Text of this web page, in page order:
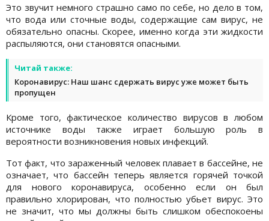
Это звучит немного страшно само по себе, но дело в том,
что вода или сточные воды, содержащие сам вирус, не
обязательно опасны. Скорее, именно когда эти жидкости
распыляются, они становятся опасными.
Читай также:
Коронавирус: Наш шанс сдержать вирус уже может быть
пропущен
Кроме того, фактическое количество вирусов в любом
источнике воды также играет большую роль в
вероятности возникновения новых инфекций.
Тот факт, что зараженный человек плавает в бассейне, не
означает, что бассейн теперь является горячей точкой
для нового коронавируса, особенно если он был
правильно хлорирован, что полностью убьет вирус. Это
не значит, что мы должны быть слишком обеспокоены